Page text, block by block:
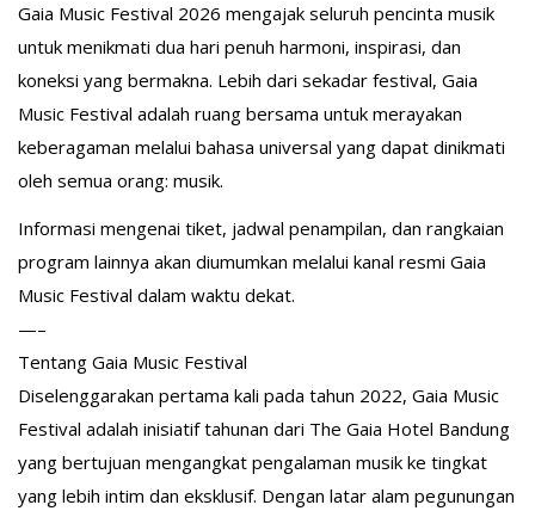
Gaia Music Festival 2026 mengajak seluruh pencinta musik
untuk menikmati dua hari penuh harmoni, inspirasi, dan
koneksi yang bermakna. Lebih dari sekadar festival, Gaia
Music Festival adalah ruang bersama untuk merayakan
keberagaman melalui bahasa universal yang dapat dinikmati
oleh semua orang: musik.
Informasi mengenai tiket, jadwal penampilan, dan rangkaian
program lainnya akan diumumkan melalui kanal resmi Gaia
Music Festival dalam waktu dekat.
—–
Tentang Gaia Music Festival
Diselenggarakan pertama kali pada tahun 2022, Gaia Music
Festival adalah inisiatif tahunan dari The Gaia Hotel Bandung
yang bertujuan mengangkat pengalaman musik ke tingkat
yang lebih intim dan eksklusif. Dengan latar alam pegunungan